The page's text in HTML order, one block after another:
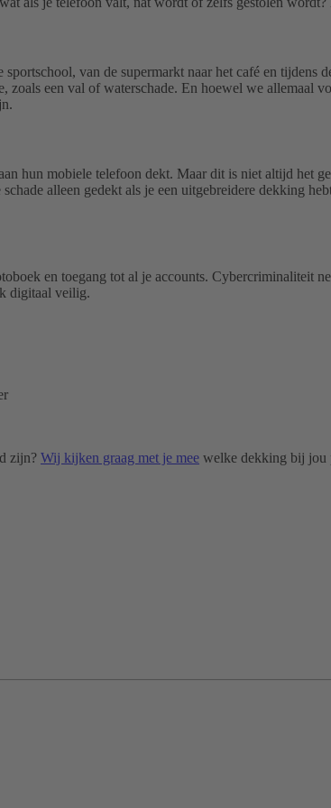
van de supermarkt naar het café en
een val of waterschade. En hoewel we allemaal
hun mobiele telefoon dekt. Maar dit is niet altijd het
alleen gedekt als je een uitgebreidere dekking
en toegang tot al je accounts. Cybercriminaliteit
digitaal veilig.
zijn? Wij kijken graag met je mee welke dekking bij jou